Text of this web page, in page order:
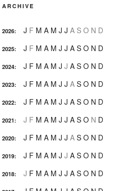
ARCHIVE
2026: J F M A M J J A S O N D
2025: J F M A M J J A S O N D
2024: J F M A M J J A S O N D
2023: J F M A M J J A S O N D
2022: J F M A M J J A S O N D
2021: J F M A M J J A S O N D
2020: J F M A M J J A S O N D
2019: J F M A M J J A S O N D
2018: J F M A M J J A S O N D